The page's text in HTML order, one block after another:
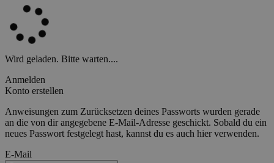
Wird geladen. Bitte warten....
Anmelden
Konto erstellen
Anweisungen zum Zurücksetzen deines Passworts wurden gerade
an die von dir angegebene E-Mail-Adresse geschickt. Sobald du ein
neues Passwort festgelegt hast, kannst du es auch hier verwenden.
E-Mail